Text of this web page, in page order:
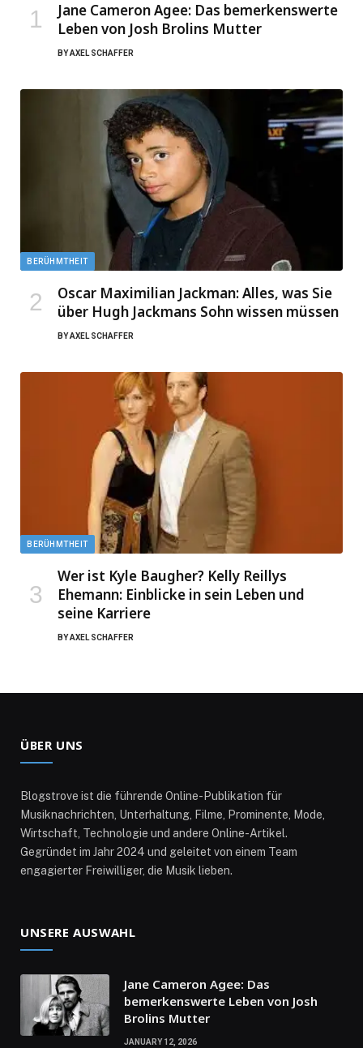
Jane Cameron Agee: Das bemerkenswerte
Leben von Josh Brolins Mutter
BYAXEL SCHAFFER
BERÜHMTHEIT
Oscar Maximilian Jackman: Alles, was Sie
über Hugh Jackmans Sohn wissen müssen
BYAXEL SCHAFFER
BERÜHMTHEIT
Wer ist Kyle Baugher? Kelly Reillys
Ehemann: Einblicke in sein Leben und
seine Karriere
BYAXEL SCHAFFER
ÜBER UNS
Blogstrove ist die führende Online-Publikation für
Musiknachrichten, Unterhaltung, Filme, Prominente, Mode,
Wirtschaft, Technologie und andere Online-Artikel.
Gegründet im Jahr 2024 und geleitet von einem Team
engagierter Freiwilliger, die Musik lieben.
UNSERE AUSWAHL
Jane Cameron Agee: Das
bemerkenswerte Leben von Josh
Brolins Mutter
JANUARY 12, 2026